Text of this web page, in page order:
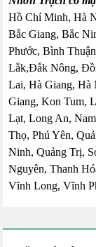
Hồ Chí Minh, Hà
Bắc Giang, Bắc
Phước, Bình
Lắk,Đắk Nông,
Lai, Hà Giang, Hà
Giang, Kon Tum,
Lạt, Long An,
Thọ, Phú Yên,
Ninh, Quảng Trị,
Nguyên, Thanh
Vĩnh Long, Vĩnh